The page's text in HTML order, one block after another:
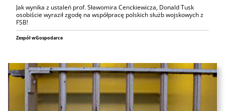
Jak wynika z ustaleń prof. Sławomira Cenckiewicza, Donald Tusk
osobiście wyraził zgodę na współpracę polskich służb wojskowych z
FSB!
Zespół wGospodarce